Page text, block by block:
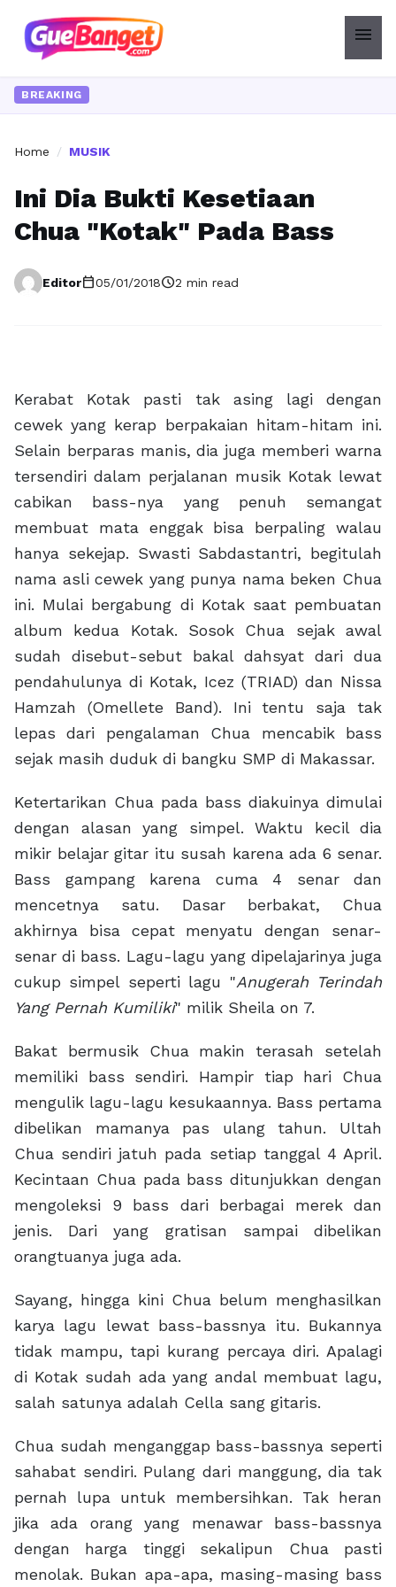
menu
BREAKING
Home / MUSIK
Ini Dia Bukti Kesetiaan
Chua "Kotak" Pada Bass
Editorcalendar_today05/01/2018schedule2 min read
Kerabat Kotak pasti tak asing lagi dengan
cewek yang kerap berpakaian hitam-hitam ini.
Selain berparas manis, dia juga memberi warna
tersendiri dalam perjalanan musik Kotak lewat
cabikan bass-nya yang penuh semangat
membuat mata enggak bisa berpaling walau
hanya sekejap. Swasti Sabdastantri, begitulah
nama asli cewek yang punya nama beken Chua
ini. Mulai bergabung di Kotak saat pembuatan
album kedua Kotak. Sosok Chua sejak awal
sudah disebut-sebut bakal dahsyat dari dua
pendahulunya di Kotak, Icez (TRIAD) dan Nissa
Hamzah (Omellete Band). Ini tentu saja tak
lepas dari pengalaman Chua mencabik bass
sejak masih duduk di bangku SMP di Makassar.
Ketertarikan Chua pada bass diakuinya dimulai
dengan alasan yang simpel. Waktu kecil dia
mikir belajar gitar itu susah karena ada 6 senar.
Bass gampang karena cuma 4 senar dan
mencetnya satu. Dasar berbakat, Chua
akhirnya bisa cepat menyatu dengan senar-
senar di bass. Lagu-lagu yang dipelajarinya juga
cukup simpel seperti lagu "Anugerah Terindah
Yang Pernah Kumiliki" milik Sheila on 7.
Bakat bermusik Chua makin terasah setelah
memiliki bass sendiri. Hampir tiap hari Chua
mengulik lagu-lagu kesukaannya. Bass pertama
dibelikan mamanya pas ulang tahun. Ultah
Chua sendiri jatuh pada setiap tanggal 4 April.
Kecintaan Chua pada bass ditunjukkan dengan
mengoleksi 9 bass dari berbagai merek dan
jenis. Dari yang gratisan sampai dibelikan
orangtuanya juga ada.
Sayang, hingga kini Chua belum menghasilkan
karya lagu lewat bass-bassnya itu. Bukannya
tidak mampu, tapi kurang percaya diri. Apalagi
di Kotak sudah ada yang andal membuat lagu,
salah satunya adalah Cella sang gitaris.
Chua sudah menganggap bass-bassnya seperti
sahabat sendiri. Pulang dari manggung, dia tak
pernah lupa untuk membersihkan. Tak heran
jika ada orang yang menawar bass-bassnya
dengan harga tinggi sekalipun Chua pasti
menolak. Bukan apa-apa, masing-masing bass